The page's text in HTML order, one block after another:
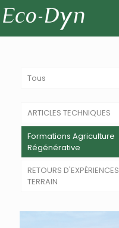
Tous
ARTICLES TECHNIQUES
Formations Agriculture
Régénérative
RETOURS D'EXPÉRIENCES
TERRAIN